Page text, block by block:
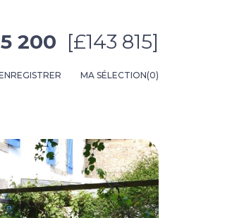
200 [£143 815]
MA SÉLECTION(0)